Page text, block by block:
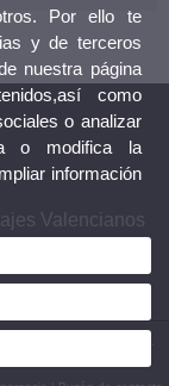
Valencianos
28, 46010 Valencia.
Por ello te
y de terceros
nuestra página
como
o analizar
o modifica la
información